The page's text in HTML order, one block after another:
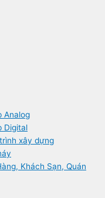
Analog
Digital
xây dựng
Khách Sạn, Quán